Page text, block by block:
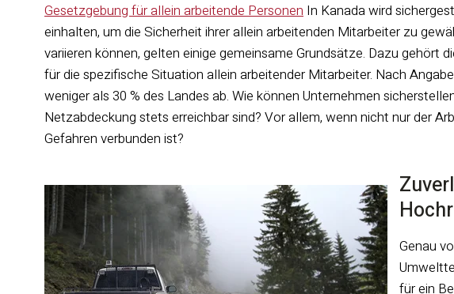
Gesetzgebung für allein arbeitende Personen In Kanada wird
einhalten, um die Sicherheit ihrer allein arbeitenden Mitarbeiter zu
variieren können, gelten einige gemeinsame Grundsätze. Dazu gehört
für die spezifische Situation allein arbeitender Mitarbeiter. Nach
weniger als 30 % des Landes ab. Wie können Unternehmen
Netzabdeckung stets erreichbar sind? Vor allem, wenn nicht nur der
Gefahren verbunden ist?
Genau
für ein